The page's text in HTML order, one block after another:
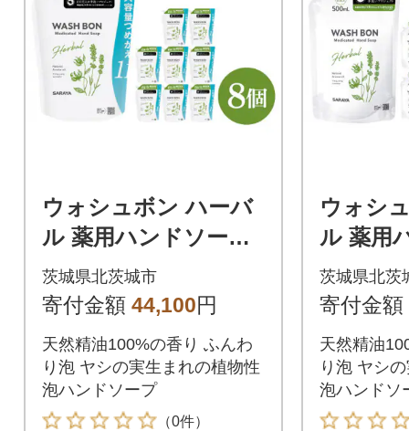
ウォシュボン ハーバ
ル 薬用ハンドソープ
1L 詰替用8個 CL35-
W8
茨城県北茨城市
寄付金額 44,100円
天然精油100%の香り ふんわ
り泡 ヤシの実生まれの植物性
泡ハンドソープ
（0件）
ウォシ
ル 薬用
500ml
2-W6
茨城県北茨
寄付金額
天然精油
り泡 ヤシ
泡ハンドソ